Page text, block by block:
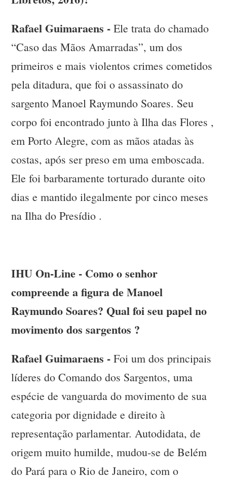
Rafael Guimaraens -Ele trata do chamado
“Caso das Mãos Amarradas”, um dos
primeiros e mais violentos crimes cometidos
pela ditadura, que foi o assassinato do
sargento Manoel Raymundo Soares. Seu
corpo foi encontrado junto à Ilha das Flores ,
em Porto Alegre, com as mãos atadas às
costas, após ser preso em uma emboscada.
Ele foi barbaramente torturado durante oito
dias e mantido ilegalmente por cinco meses
na Ilha do Presídio .
IHU On-Line - Como o senhor
compreende a figura de Manoel
Raymundo Soares? Qual foi seu papel no
movimento dos sargentos ?
Rafael Guimaraens -Foi um dos principais
líderes do Comando dos Sargentos, uma
espécie de vanguarda do movimento de sua
categoria por dignidade e direito à
representação parlamentar. Autodidata, de
origem muito humilde, mudou-se de Belém
do Pará para o Rio de Janeiro, com o